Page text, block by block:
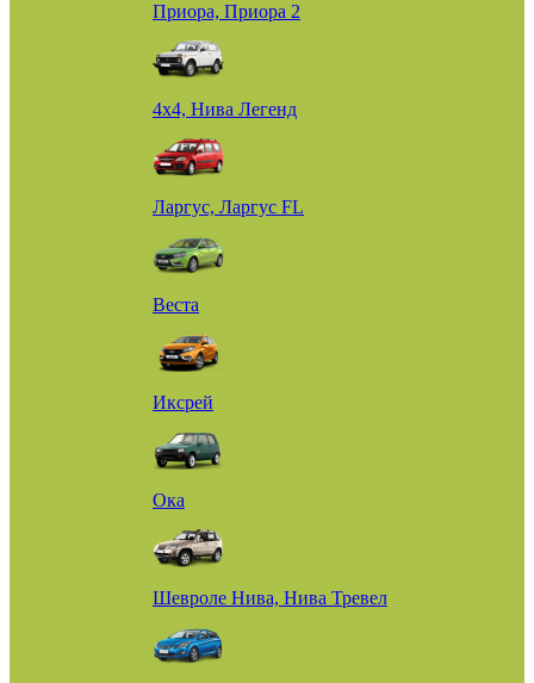
Приора, Приора 2
4х4, Нива Легенд
Ларгус, Ларгус FL
Веста
Иксрей
Ока
Шевроле Нива, Нива Тревел